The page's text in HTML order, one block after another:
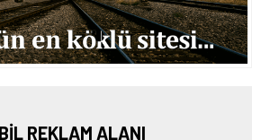
REKLAM ALANI